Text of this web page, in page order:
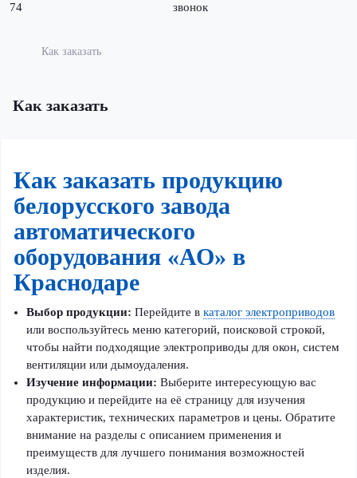
74
звонок
Как заказать
Как заказать
Как заказать продукцию
белорусского завода
автоматического
оборудования «АО» в
Краснодаре
Выбор продукции: Перейдите в каталог электроприводов
или воспользуйтесь меню категорий, поисковой строкой,
чтобы найти подходящие электроприводы для окон, систем
вентиляции или дымоудаления.
Изучение информации: Выберите интересующую вас
продукцию и перейдите на её страницу для изучения
характеристик, технических параметров и цены. Обратите
внимание на разделы с описанием применения и
преимуществ для лучшего понимания возможностей
изделия.